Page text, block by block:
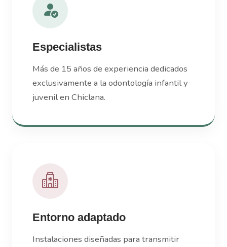
Especialistas
Más de 15 años de experiencia dedicados
exclusivamente a la odontología infantil y
juvenil en Chiclana.
Entorno adaptado
Instalaciones diseñadas para transmitir